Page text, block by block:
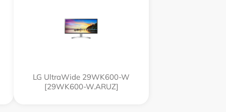
LG UltraWide 29WK600-W
[29WK600-W.ARUZ]